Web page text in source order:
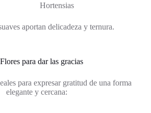
Hortensias
aportan delicadeza y ternura.
para dar las gracias
para expresar gratitud de una forma
elegante y cercana: